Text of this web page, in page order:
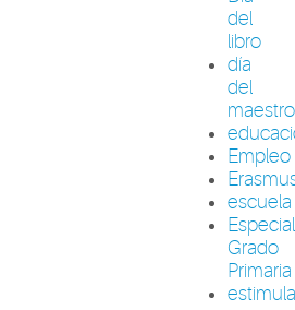
del
libro
día
del
maestro
Empleo
escuela
Grado
Primaria